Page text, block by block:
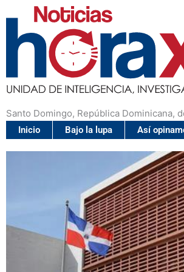
Santo Domingo, República Dominicana,
Inicio Bajo la lupa Así